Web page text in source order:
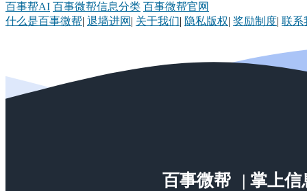
百事帮AI 百事微帮信息分类 百事微帮官网
什么是百事微帮| 退墙进网 | 关于我们| 隐私版权| 奖励制度| 联系
百事微帮 | 掌上